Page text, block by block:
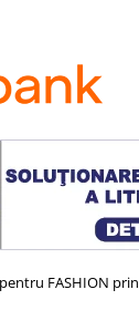
FASHION prin